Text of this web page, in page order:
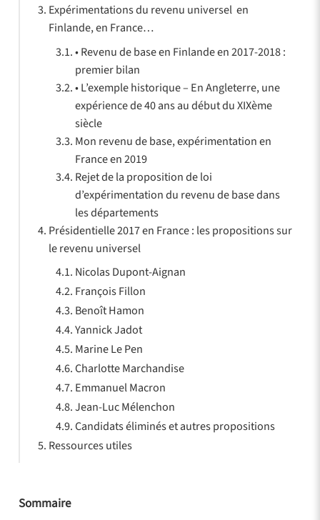
Sommaire
Expérimentations du revenu universel en
Finlande, en France…
• Revenu de base en Finlande en 2017-2018 :
premier bilan
• L’exemple historique – En Angleterre, une
expérience de 40 ans au début du XIXème
siècle
Mon revenu de base, expérimentation en
France en 2019
Rejet de la proposition de loi
d’expérimentation du revenu de base dans
les départements
Présidentielle 2017 en France : les propositions sur
le revenu universel
Nicolas Dupont-Aignan
François Fillon
Benoît Hamon
Yannick Jadot
Marine Le Pen
Charlotte Marchandise
Emmanuel Macron
Jean-Luc Mélenchon
Candidats éliminés et autres propositions
Ressources utiles